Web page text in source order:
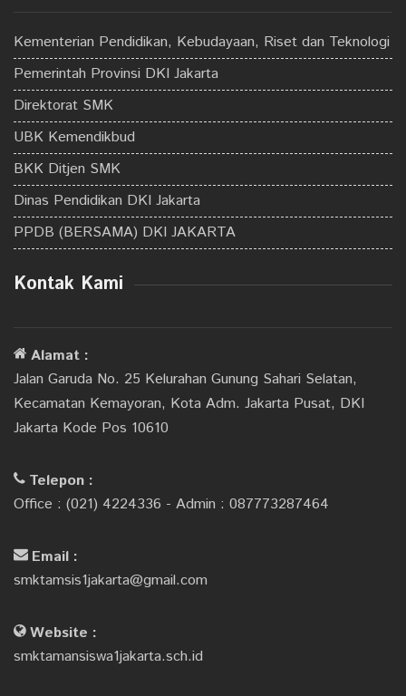
Kementerian Pendidikan, Kebudayaan, Riset dan Teknologi
Pemerintah Provinsi DKI Jakarta
Direktorat SMK
UBK Kemendikbud
BKK Ditjen SMK
Dinas Pendidikan DKI Jakarta
PPDB (BERSAMA) DKI JAKARTA
Kontak Kami
Alamat :
Jalan Garuda No. 25 Kelurahan Gunung Sahari Selatan,
Kecamatan Kemayoran, Kota Adm. Jakarta Pusat, DKI
Jakarta Kode Pos 10610
Telepon :
Office : (021) 4224336 - Admin : 087773287464
Email :
smktamsis1jakarta@gmail.com
Website :
smktamansiswa1jakarta.sch.id